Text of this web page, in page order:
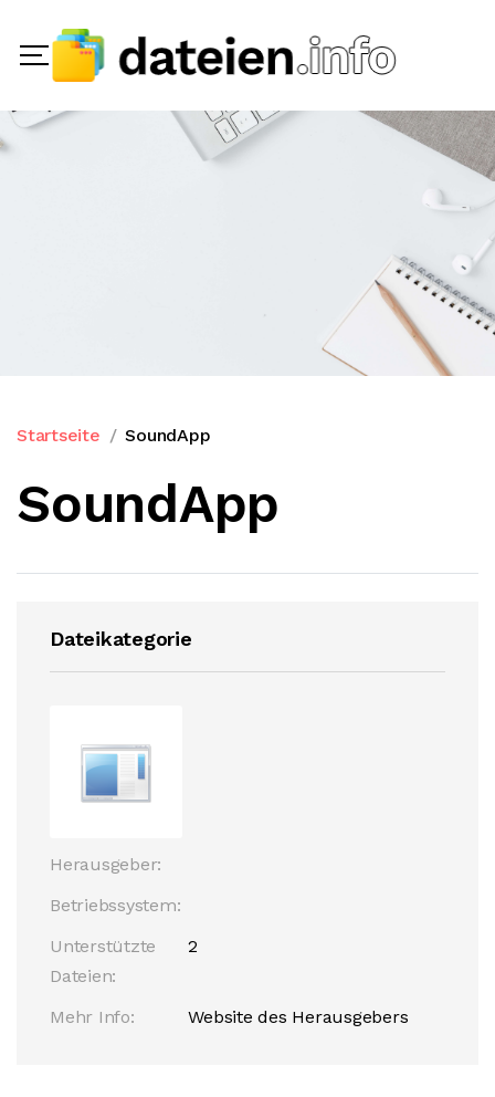
Startseite SoundApp
SoundApp
Dateikategorie
Herausgeber:
Betriebssystem:
Unterstützte
Dateien:
2
Mehr Info: Website des Herausgebers